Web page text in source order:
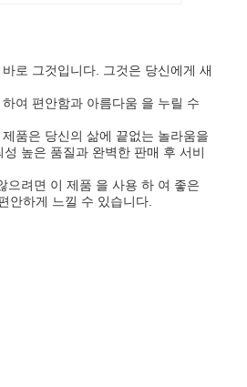
로 그것입니다. 그것은 당신에게 새
여 편안함과 아름다움 을 누릴 수
품은 당신의 삶에 끝없는 놀라움을
높은 품질과 완벽한 판매 후 서비
으려면 이 제품 을 사용 하 여 좋은
안하게 느낄 수 있습니다.